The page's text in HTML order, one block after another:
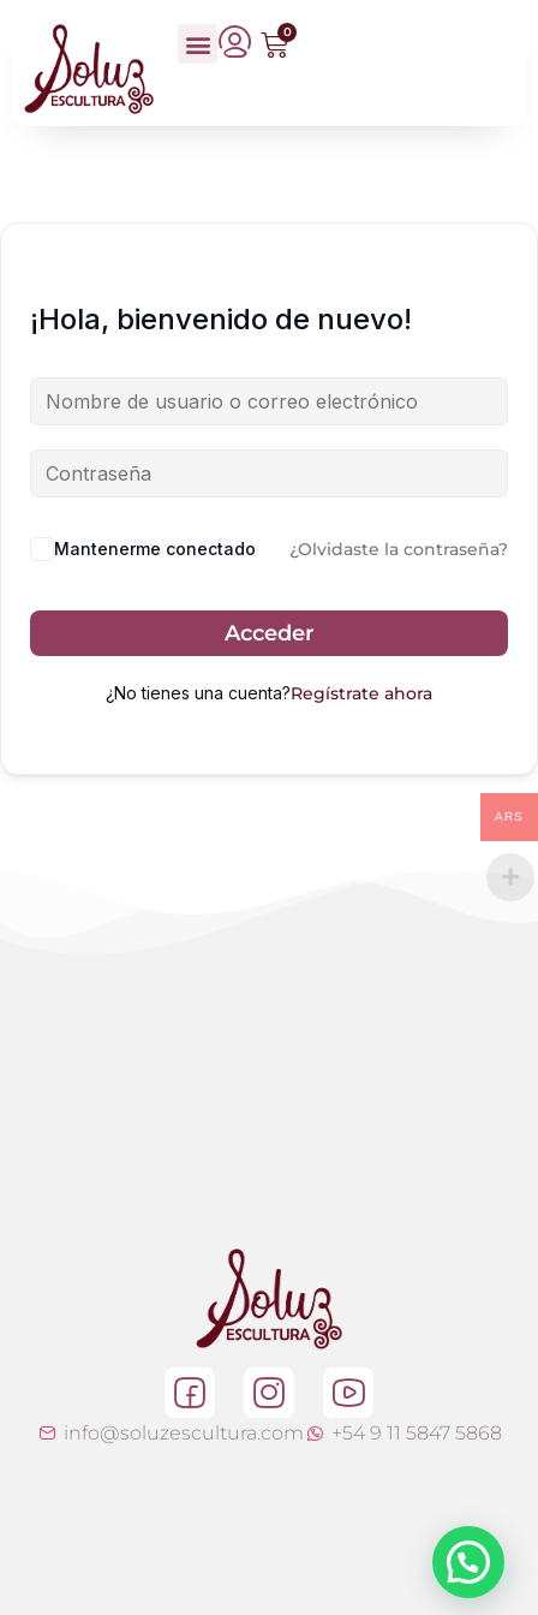
0
¡Hola, bienvenido de nuevo!
Mantenerme conectado ¿Olvidaste la contraseña?
Acceder
¿No tienes una cuenta?Regístrate ahora
info@soluzescultura.com +54 9 11 5847 5868
ARS